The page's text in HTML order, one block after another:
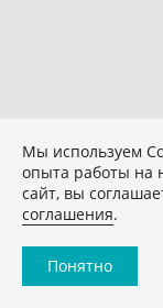
Мы используем
опыта работы на
сайт, вы
соглашения.
Понятно